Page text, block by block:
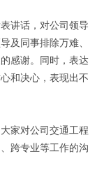
讲话，对公司领导
及同事排除万难、
感谢。同时，表达
和决心，表现出不
家对公司交通工程
跨专业等工作的沟